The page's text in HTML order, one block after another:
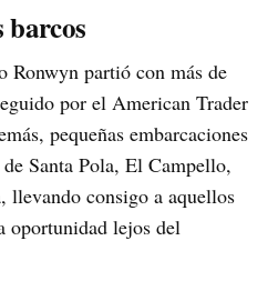
barcos
Ronwyn partió con más de
por el American Trader
pequeñas embarcaciones
Santa Pola, El Campello,
consigo a aquellos
oportunidad lejos del